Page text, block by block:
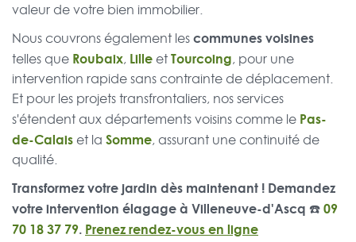
valeur de votre bien immobilier.
Nous couvrons également lescommunes voisines
telles que Roubaix, Lille etTourcoing, pour une
intervention rapide sans contrainte de déplacement.
Et pour les projets transfrontaliers, nos services
s'étendent aux départements voisins comme le Pas-
de-Calais et la Somme, assurant une continuité de
qualité.
Transformez votre jardin dès maintenant ! Demandez
votre intervention élagage à Villeneuve-d'Ascq ☎️09
70 18 37 79. Prenez rendez-vous en ligne